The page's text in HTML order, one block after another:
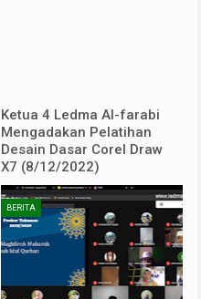
Ketua 4 Ledma Al-farabi
Mengadakan Pelatihan
Desain Dasar Corel Draw
X7 (8/12/2022)
BERITA